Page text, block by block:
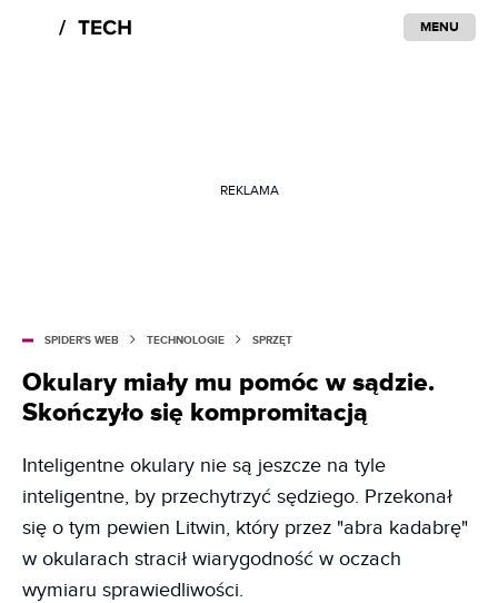
MENU
REKLAMA
SPIDER'S WEB TECHNOLOGIE SPRZĘT
Okulary miały mu pomóc w sądzie.
Skończyło się kompromitacją
Inteligentne okulary nie są jeszcze na tyle
inteligentne, by przechytrzyć sędziego. Przekonał
się o tym pewien Litwin, który przez "abra kadabrę"
w okularach stracił wiarygodność w oczach
wymiaru sprawiedliwości.